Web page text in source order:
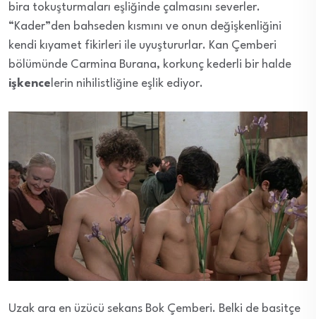
bira tokuşturmaları eşliğinde çalmasını severler.
“Kader”den bahseden kısmını ve onun değişkenliğini
kendi kıyamet fikirleri ile uyuştururlar. Kan Çemberi
bölümünde Carmina Burana, korkunç kederli bir halde
işkence lerin nihilistliğine eşlik ediyor.
Uzak ara en üzücü sekans Bok Çemberi. Belki de basitçe